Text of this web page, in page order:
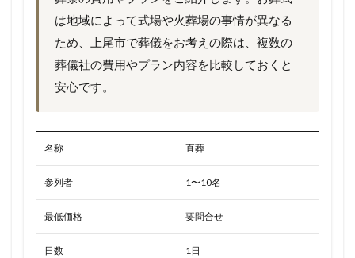
は地域によって式場や火葬場の事情が異なる
ため、上尾市で葬儀をお考えの際は、複数の
葬儀社の費用やプラン内容を比較しておくと
安心です。
名称 直葬
参列者 1〜10名
最低価格 要問合せ
日数 1日